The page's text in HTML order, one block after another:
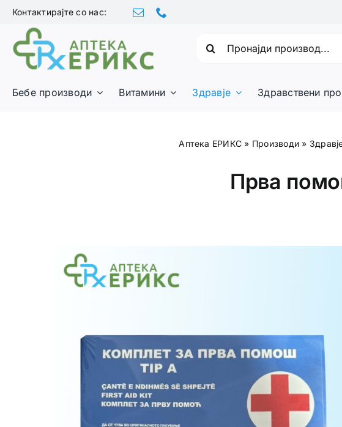
Skip
content
Контактирајте со нас:
Бебе производи Витамини Здравје Здравствени
Аптека ЕРИКС » Производи »
Прва